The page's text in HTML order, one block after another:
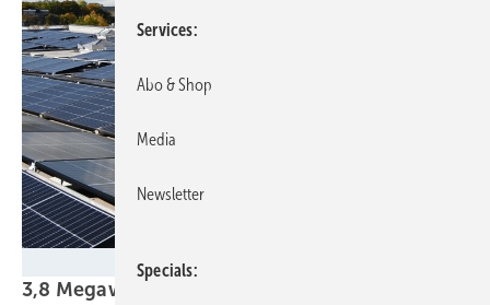
3,8 Megawatt auf dem Dach – Einkaufszentrum
Services
Abo & Shop
Media
Newsletter
Specials